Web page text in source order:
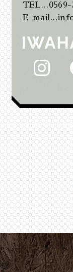
2025年7月
2025年6月
2025年5月
2025年2月
2025年1月
2024年12月
2024年11月
2024年10月
2024年9月
TEL…0569-
E-